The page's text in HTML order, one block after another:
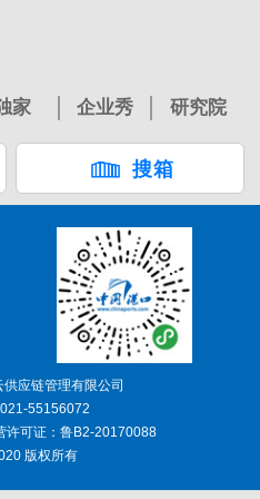
家 企业秀 研究院
搜箱
应链管理有限公司
55156072
许可证：鲁B2-20170088
版权所有